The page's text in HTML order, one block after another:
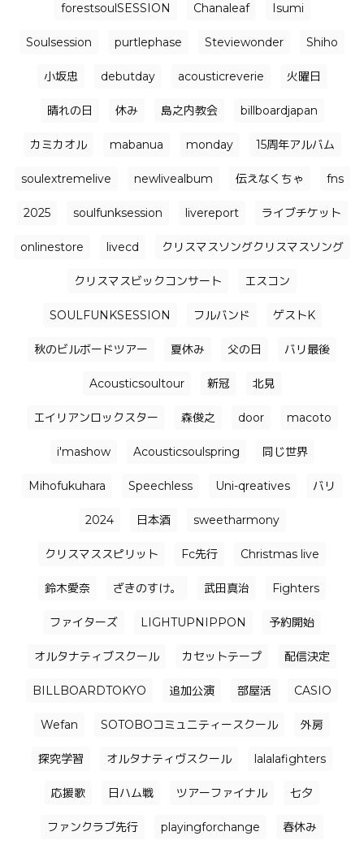
forestsoulSESSION Chanaleaf Isumi
Soulsession purtlephase Steviewonder Shiho
小坂忠 debutday acousticreverie 火曜日
晴れの日 休み 島之内教会 billboardjapan
カミカオル mabanua monday 15周年アルバム
soulextremelive newlivealbum 伝えなくちゃ fns
2025 soulfunksession livereport ライブチケット
onlinestore livecd クリスマスソングクリスマスソング
クリスマスビックコンサート エスコン
SOULFUNKSESSION フルバンド ゲストK
秋のビルボードツアー 夏休み 父の日 バリ最後
Acousticsoultour 新冠 北見
エイリアンロックスター 森俊之 door macoto
i'mashow Acousticsoulspring 同じ世界
Mihofukuhara Speechless Uni-qreatives バリ
2024 日本酒 sweetharmony
クリスマススピリット Fc先行 Christmas live
鈴木愛奈 ざきのすけ。 武田真治 Fighters
ファイターズ LIGHTUPNIPPON 予約開始
オルタナティブスクール カセットテープ 配信決定
BILLBOARDTOKYO 追加公演 部屋活 CASIO
Wefan SOTOBOコミュニティースクール 外房
探究学習 オルタナティヴスクール lalalafighters
応援歌 日ハム戦 ツアーファイナル 七夕
ファンクラブ先行 playingforchange 春休み